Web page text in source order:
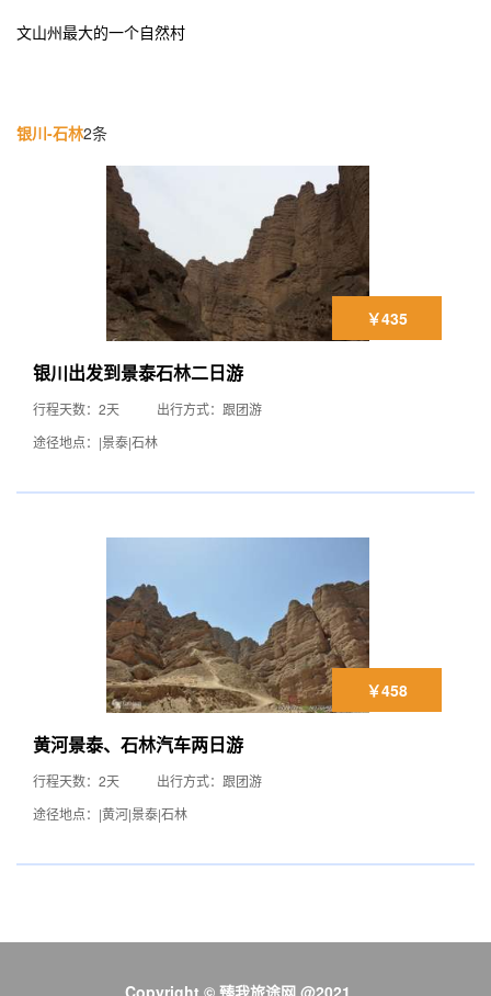
文山州最大的一个自然村
银川-石林2条
￥435
银川出发到景泰石林二日游
行程天数：2天
出行方式：跟团游
途径地点：|景泰|石林
￥458
黄河景泰、石林汽车两日游
行程天数：2天
出行方式：跟团游
途径地点：|黄河|景泰|石林
Copyright © 臻我旅途网 @2021